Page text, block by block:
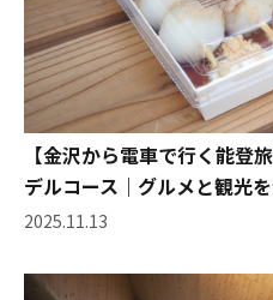
【金沢から電車で行く能登
デルコース｜グルメと観光
2025.11.13